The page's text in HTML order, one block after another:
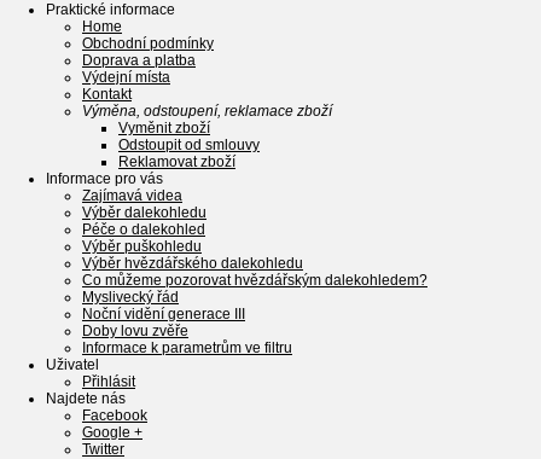
Praktické informace
Home
Obchodní podmínky
Doprava a platba
Výdejní místa
Kontakt
Výměna, odstoupení, reklamace zboží
Vyměnit zboží
Odstoupit od smlouvy
Reklamovat zboží
Informace pro vás
Zajímavá videa
Výběr dalekohledu
Péče o dalekohled
Výběr puškohledu
Výběr hvězdářského dalekohledu
Co můžeme pozorovat hvězdářským dalekohledem?
Myslivecký řád
Noční vidění generace III
Doby lovu zvěře
Informace k parametrům ve filtru
Uživatel
Přihlásit
Najdete nás
Facebook
Google +
Twitter